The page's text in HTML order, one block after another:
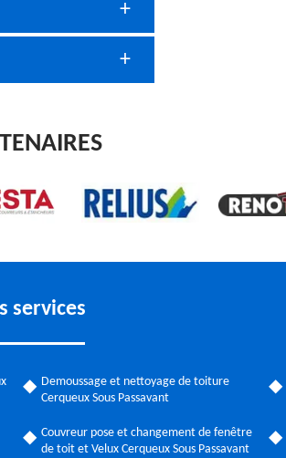
services
Demoussage et nettoyage de toiture
Cerqueux Sous Passavant
Couvreur pose et changement de fenêtre
de toit et Velux Cerqueux Sous Passavant